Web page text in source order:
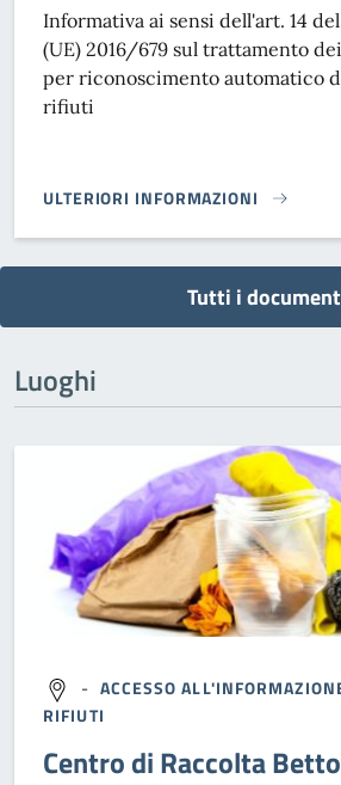
Informativa ai sensi dell'art. 14
(UE) 2016/679 sul trattamento
per riconoscimento automatico
rifiuti
ULTERIORI INFORMAZIONI
INFORMATIVA PRIVACY - BONUS
Tutti i
Luoghi
- ACCESSO
RIFIUTI
Centro di Raccolta